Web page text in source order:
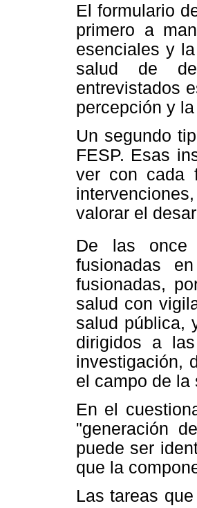
El formulario
primero a
esenciales y
salud de
entrevistados
percepción y
Un segundo
FESP. Esas
ver con cada
valorar el
De las once
fusionadas
fusionadas,
salud con
salud pública,
dirigidos a
investigación,
el campo de la
En el
"generación
puede ser
que la
Las tareas